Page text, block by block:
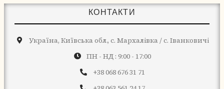
КОНТАКТИ
Україна, Київська обл., с. Мархалівка / с. Іванковичі
ПН - НД : 9:00 - 17:00
+38 068 676 31 71